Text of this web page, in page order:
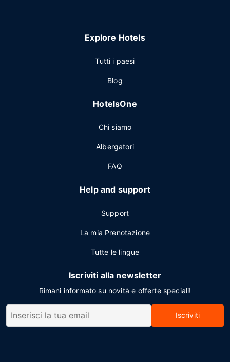
Explore Hotels
Tutti i paesi
Blog
HotelsOne
Chi siamo
Albergatori
FAQ
Help and support
Support
La mia Prenotazione
Tutte le lingue
Iscriviti alla newsletter
Rimani informato su novità e offerte speciali!
Iscriviti